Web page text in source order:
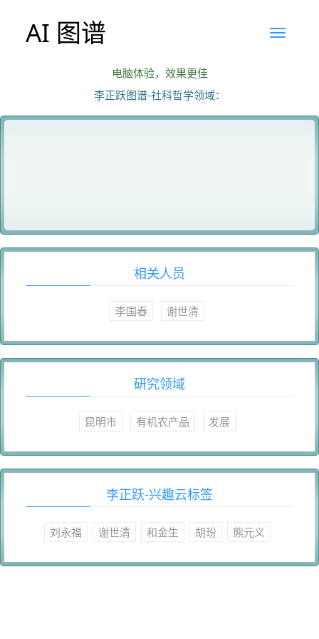
AI 图谱
电脑体验，效果更佳
李正跃图谱-社科哲学领域：
相关人员
李国春 谢世清
研究领域
昆明市 有机农产品 发展
李正跃-兴趣云标签
刘永福 谢世清 和金生 胡玢 熊元义